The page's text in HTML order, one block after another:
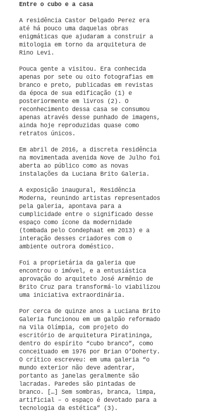
Entre o cubo e a casa
A residência Castor Delgado Perez era
até há pouco uma daquelas obras
enigmáticas que ajudaram a construir a
mitologia em torno da arquitetura de
Rino Levi.
Pouca gente a visitou. Era conhecida
apenas por sete ou oito fotografias em
branco e preto, publicadas em revistas
da época de sua edificação (1) e
posteriormente em livros (2). O
reconhecimento dessa casa se consumou
apenas através desse punhado de imagens,
ainda hoje reproduzidas quase como
retratos únicos.
Em abril de 2016, a discreta residência
na movimentada avenida Nove de Julho foi
aberta ao público como as novas
instalações da Luciana Brito Galeria.
A exposição inaugural, Residência
Moderna, reunindo artistas representados
pela galeria, apontava para a
cumplicidade entre o significado desse
espaço como ícone da modernidade
(tombada pelo Condephaat em 2013) e a
interação desses criadores com o
ambiente outrora doméstico.
Foi a proprietária da galeria que
encontrou o imóvel, e a entusiástica
aprovação do arquiteto José Armênio de
Brito Cruz para transformá-lo viabilizou
uma iniciativa extraordinária.
Por cerca de quinze anos a Luciana Brito
Galeria funcionou em um galpão reformado
na Vila Olímpia, com projeto do
escritório de arquitetura Piratininga,
dentro do espírito “cubo branco”, como
conceituado em 1976 por Brian O’Doherty.
O crítico escreveu: em uma galeria “o
mundo exterior não deve adentrar,
portanto as janelas geralmente são
lacradas. Paredes são pintadas de
branco. […] Sem sombras, branca, limpa,
artificial – o espaço é devotado para a
tecnologia da estética” (3).